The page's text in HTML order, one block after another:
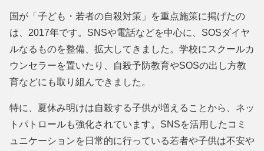
国が「子ども・若者の自殺対策」を重点施策に掲げたの
は、2017年です。SNSや電話などを中心に、SOSダイヤ
ルなるものを整備、拡大してきました。学校にスクールカ
ウンセラーを置いたり、自殺予防教育やSOSの出し方教
育などにも取り組んできました。
特に、夏休み明けは自殺する子供が増えることから、ネッ
トパトロールも強化されています。SNSを活用したコミ
ュニケーションを日常的に行っている若者や子供は不安や